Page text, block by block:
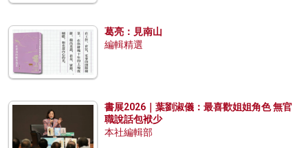
葛亮：見南山
編輯精選
書展2026｜葉劉淑儀：最喜歡姐姐角色 無官
職說話包袱少
本社編輯部